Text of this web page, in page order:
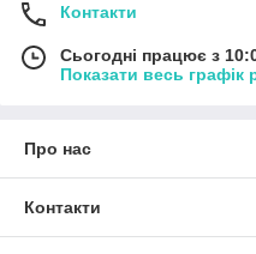
Контакти
Сьогодні працює з
Показати весь графік
Про нас
Контакти